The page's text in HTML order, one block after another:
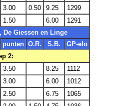
3.00 0.50 9.25
1299
1.50 6.00
1291
De Giessen en Linge
punten O.R. S.B.
GP-elo
2:
3.50 8.25
1112
3.00 6.00
1012
2.50 6.75
1065